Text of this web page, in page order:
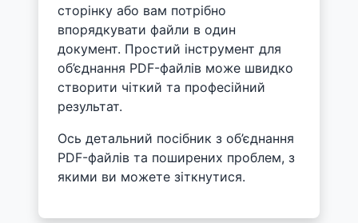
сторінку або вам потрібно
впорядкувати файли в один
документ. Простий інструмент для
об’єднання PDF-файлів може швидко
створити чіткий та професійний
результат.
Ось детальний посібник з об’єднання
PDF-файлів та поширених проблем, з
якими ви можете зіткнутися.